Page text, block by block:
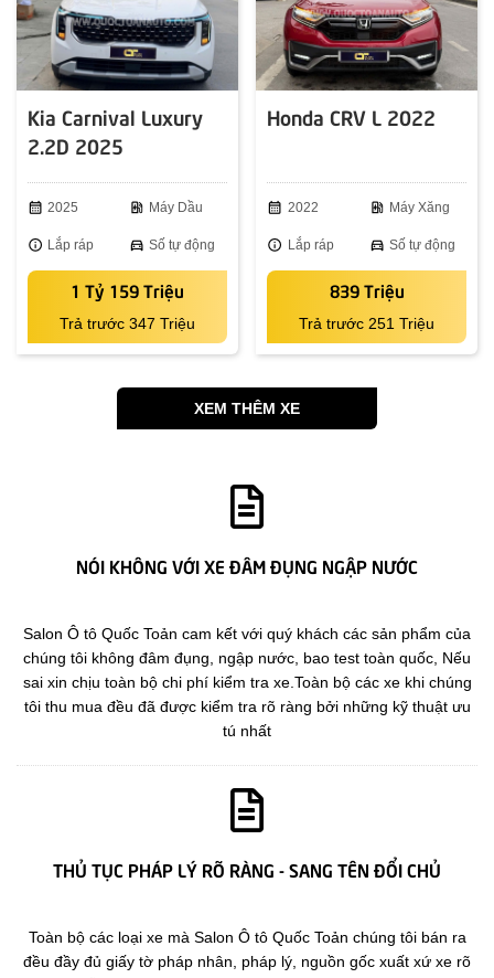
Kia Carnival Luxury
2.2D 2025
calendar_month 2025 ev_station Máy Dầu
info Lắp ráp directions_car Số tự động
1 Tỷ 159 Triệu
Trả trước 347 Triệu
Honda CRV L 2022
calendar_month 2022 ev_station Máy Xăng
info Lắp ráp directions_car Số tự động
839 Triệu
Trả trước 251 Triệu
XEM THÊM XE
NÓI KHÔNG VỚI XE ĐÂM ĐỤNG NGẬP NƯỚC
Salon Ô tô Quốc Toản cam kết với quý khách các sản phẩm của
chúng tôi không đâm đụng, ngập nước, bao test toàn quốc, Nếu
sai xin chịu toàn bộ chi phí kiểm tra xe.Toàn bộ các xe khi chúng
tôi thu mua đều đã được kiểm tra rõ ràng bởi những kỹ thuật ưu
tú nhất
THỦ TỤC PHÁP LÝ RÕ RÀNG - SANG TÊN ĐỔI CHỦ
Toàn bộ các loại xe mà Salon Ô tô Quốc Toản chúng tôi bán ra
đều đầy đủ giấy tờ pháp nhân, pháp lý, nguồn gốc xuất xứ xe rõ